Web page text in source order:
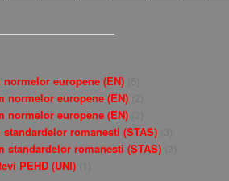
europene (EN)
normelor europene (EN)
normelor europene (EN)
romanesti (STAS)
standardelor romanesti (STAS)
PEHD (UNI)